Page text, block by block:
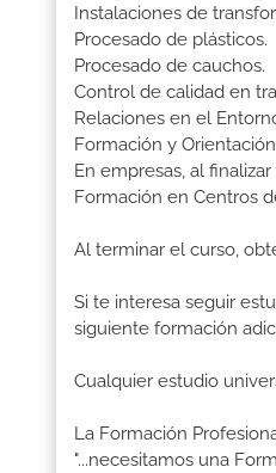
Instalaciones de
Procesado de plásticos.
Procesado de cauchos.
Control de calidad en
Relaciones en el
Formación y Orientación
En empresas, al
Formación en Centros
Al terminar el curso,
Si te interesa seguir
siguiente formación
Cualquier estudio
La Formación
"...necesitamos una